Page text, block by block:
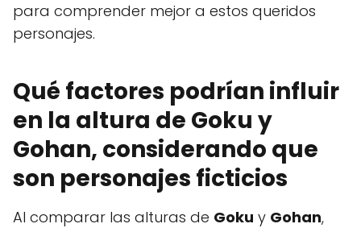
para comprender mejor a estos queridos
personajes.
Qué factores podrían influir
en la altura de Goku y
Gohan, considerando que
son personajes ficticios
Al comparar las alturas de Goku y Gohan,